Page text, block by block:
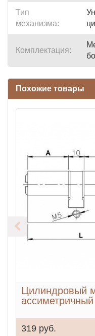
Тип
механизма:
Комплектация:
Похожие товары
Цилиндровый
319 руб.